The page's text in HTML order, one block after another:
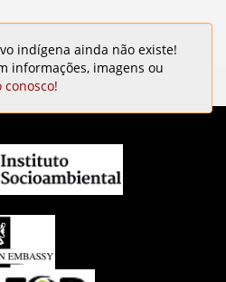
indígena ainda não existe!
informações, imagens ou